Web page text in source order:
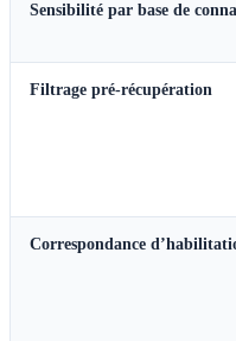
Sensibilité par base de
Filtrage pré-récupération
Correspondance